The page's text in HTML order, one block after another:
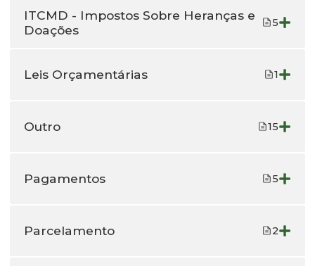
ITCMD - Impostos Sobre Heranças e
Doações
5
Leis Orçamentárias 1
Outro 15
Pagamentos 5
Parcelamento 2